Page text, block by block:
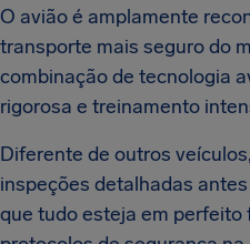
O avião é amplamente
transporte mais seguro do
combinação de tecnologia
rigorosa e treinamento
Diferente de outros
inspeções detalhadas
que tudo esteja em perfeito